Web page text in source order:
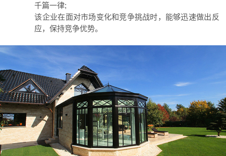
千篇一律;
该企业在面对市场变化和竞争挑战时，能够迅速做出反
应，保持竞争优势。